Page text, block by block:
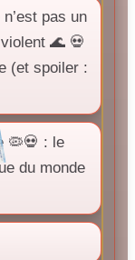
pas un
🌊 💀
(et spoiler :
🦠💀 : le
du monde